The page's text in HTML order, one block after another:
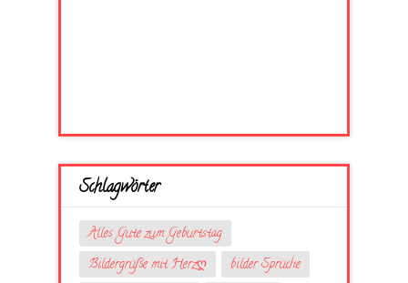
Schlagwörter
Alles Gute zum Geburtstag
Bildergrüße mit Herzღ
bilder Sprüche